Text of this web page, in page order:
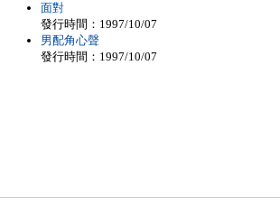
面對
發行時間：1997/10/07
男配角心聲
發行時間：1997/10/07